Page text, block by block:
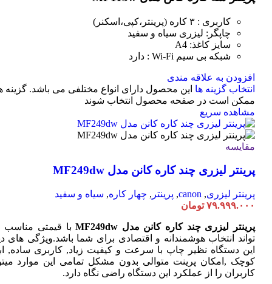
کاربری : ۳ کاره (پرینتر،کپی،اسکنر)
چاپگر: لیزری سیاه و سفید
سایز کاغذ: A4
شبکه بی سیم Wi-Fi : دارد
افزودن به علاقه مندی
انتخاب گزینه ها این محصول دارای انواع مختلفی می باشد. گزینه
ممکن است در صفحه محصول انتخاب شوند
مشاهده سریع
مقایسه
پرینتر لیزری چند کاره کانن مدل MF249dw
پرینتر لیزری,
canon
, پرینتر , چهار کاره, سیاه و سفید
۷۹.۹۹۹.۰۰۰ تومان
پرینتر لیزری چند کاره کانن مدل MF249dw
با قیمتی
تواند انتخاب هوشمندانه و اقتصادی برای شما باشد.ویژگی های
این دستگاه نظیر چاپ با سرعت و کیفیت زیاد, کاربری ساده,
کوچک ,امکان پرینت متوالی بدون مشکل تمامی این موارد
کاربران را از عملکرد این دستگاه راضی نگاه دارد.